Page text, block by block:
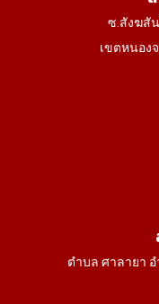
ซ.สังฆสั
เขตหนอง
ตำบล ศาลายา